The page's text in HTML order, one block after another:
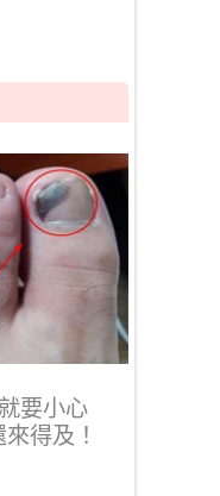
要小心
得及！